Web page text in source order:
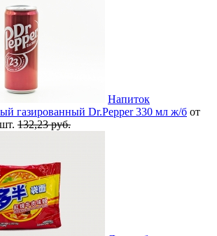
Напиток
газированный Dr.Pepper 330 мл ж/б от
132,23 руб.